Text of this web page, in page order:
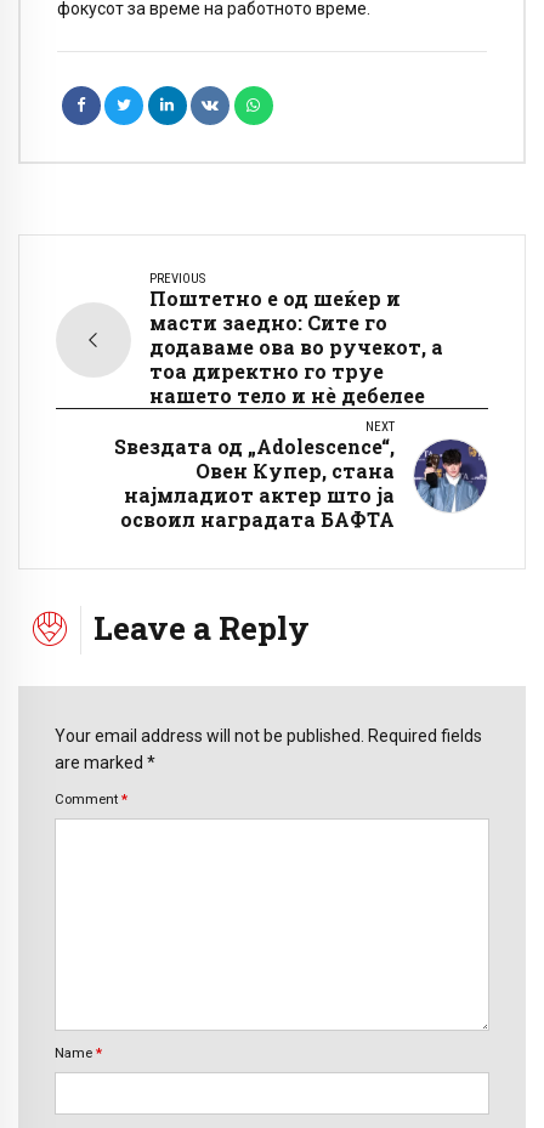
фокусот за време на работното време.
PREVIOUS
Поштетно е од шеќер и
масти заедно: Сите го
додаваме ова во ручекот, а
тоа директно го труе
нашето тело и нè дебелее
NEXT
Ѕвездата од „Adolescence“,
Овен Купер, стана
најмладиот актер што ја
освоил наградата БАФТА
Leave a Reply
Your email address will not be published. Required fields
are marked *
Comment *
Name *